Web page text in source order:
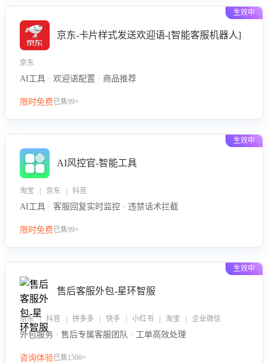
生效中
京东-卡片样式发送欢迎语-[智能客服机器人]
京东
AI工具 · 欢迎语配置 · 商品推荐
限时免费已售99+
生效中
AI风控官-智能工具
淘宝 | 京东 | 抖音
AI工具 · 客服回复实时监控 · 违禁话术拦截
限时免费已售99+
生效中
售后客服外包-星环智服
京东 | 抖音 | 拼多多 | 快手 | 小红书 | 淘宝 | 企业微信
外包服务 · 售后专属客服团队 · 工单高效处理
咨询体验已售1500+